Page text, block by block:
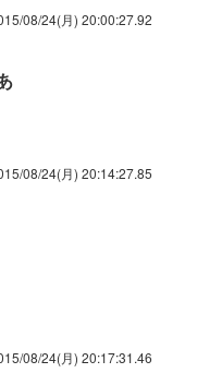
08/24(月) 20:00:27.92
08/24(月) 20:14:27.85
08/24(月) 20:17:31.46